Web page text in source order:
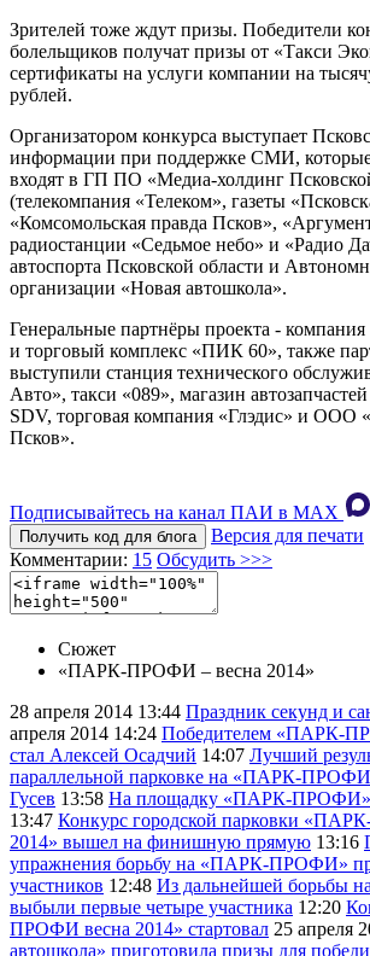
Зрителей тоже ждут призы. Победители
болельщиков получат призы от «Такси
сертификаты на услуги компании на
рублей.
Организатором конкурса выступает
информации при поддержке СМИ,
входят в ГП ПО «Медиа-холдинг
(телекомпания «Телеком», газеты
«Комсомольская правда Псков»,
радиостанции «Седьмое небо» и «Радио
автоспорта Псковской области и
организации «Новая автошкола».
Генеральные партнёры проекта - компания
и торговый комплекс «ПИК 60», также
выступили станция технического
Авто», такси «089», магазин
SDV, торговая компания «Глэдис» и ООО
Псков».
Подписывайтесь на канал ПАИ в MAХ
Получить код для блога
Версия для печати
Комментарии: 15 Обсудить >>>
Сюжет
«ПАРК-ПРОФИ – весна 2014»
28 апреля 2014 13:44 Праздник секунд и
апреля 2014 14:24 Победителем «ПАРК-
стал Алексей Осадчий 14:07 Лучший
параллельной парковке на «ПАРК-
Гусев 13:58 На площадку «ПАРК-
13:47 Конкурс городской парковки
2014» вышел на финишную прямую 13:16
упражнения борьбу на «ПАРК-ПРОФИ»
участников 12:48 Из дальнейшей
выбыли первые четыре участника 12:20
ПРОФИ весна 2014» стартовал 25 апреля
автошкола» приготовила призы для